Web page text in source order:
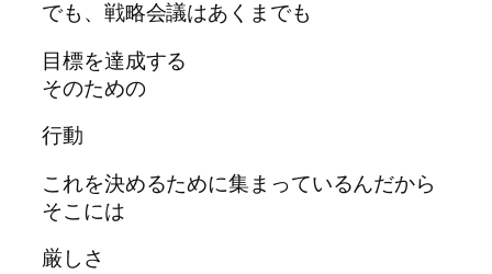
でも、戦略会議はあくまでも
目標を達成する
そのための
行動
これを決めるために集まっているんだから
そこには
厳しさ